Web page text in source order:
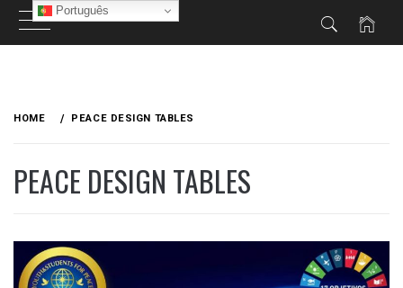
HOME PEACE DESIGN TABLES
PEACE DESIGN TABLES
Português